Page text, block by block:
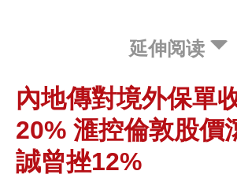
延伸阅读
內地傳對境外保單
20% 滙控倫敦股價
誠曾挫12%